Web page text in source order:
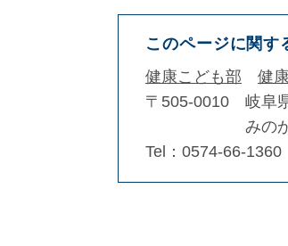
このページに関す
健康こども部
健
〒505-0010
岐阜
みの
Tel：0574-66-1360